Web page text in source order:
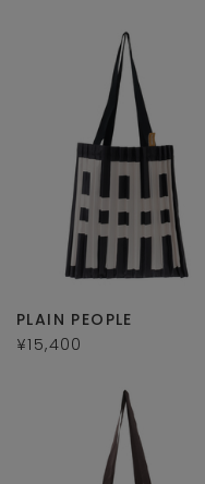
PLAIN PEOPLE
¥15,400